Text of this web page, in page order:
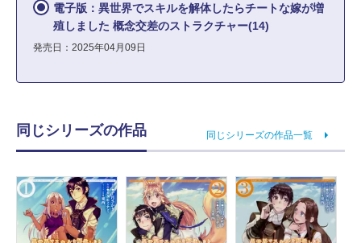
電子版：異世界でスキルを解体したらチートな嫁が増
殖しました 概念交差のストラクチャー(14)
発売日：2025年04月09日
同じシリーズの作品 同じシリーズの作品一覧